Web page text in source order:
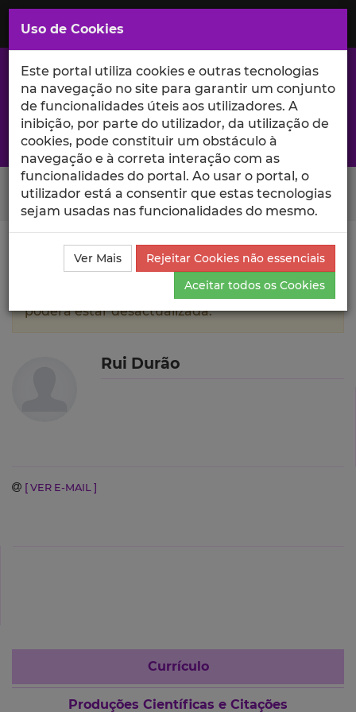
Saltar
para
Conteúdo
Principal
A excelência da investigação e ciência no Iscte
Search Button
Ciência_Iscte Autores Rui Durão Currículo
A informação contida neste perfil público
poderá estar desactualizada.
Rui Durão
[ VER E-MAIL ]
Currículo
Produções Científicas e Citações
Uso de Cookies
Este portal utiliza cookies e outras tecnologias
na navegação no site para garantir um conjunto
de funcionalidades úteis aos utilizadores. A
inibição, por parte do utilizador, da utilização de
cookies, pode constituir um obstáculo à
navegação e à correta interação com as
funcionalidades do portal. Ao usar o portal, o
utilizador está a consentir que estas tecnologias
sejam usadas nas funcionalidades do mesmo.
Ver Mais
Rejeitar Cookies não essenciais
Aceitar todos os Cookies